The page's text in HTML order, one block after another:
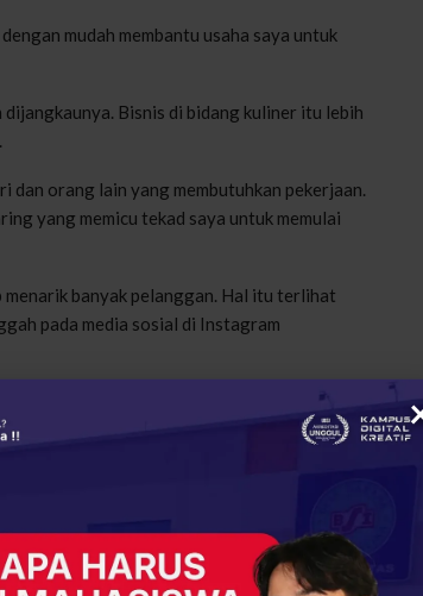
mudah membantu usaha saya untuk
Bisnis di bidang kuliner itu lebih
dan orang lain yang membutuhkan pekerjaan.
yang memicu tekad saya untuk memulai
banyak pelanggan. Hal itu terlihat
pada media sosial di Instagram
pembeli pertama melalui aplikasi antar-
fasilitas media sosial dengan
PPKM, ia memberikan makanan
dapat menguntungkan usaha kuliner ini.